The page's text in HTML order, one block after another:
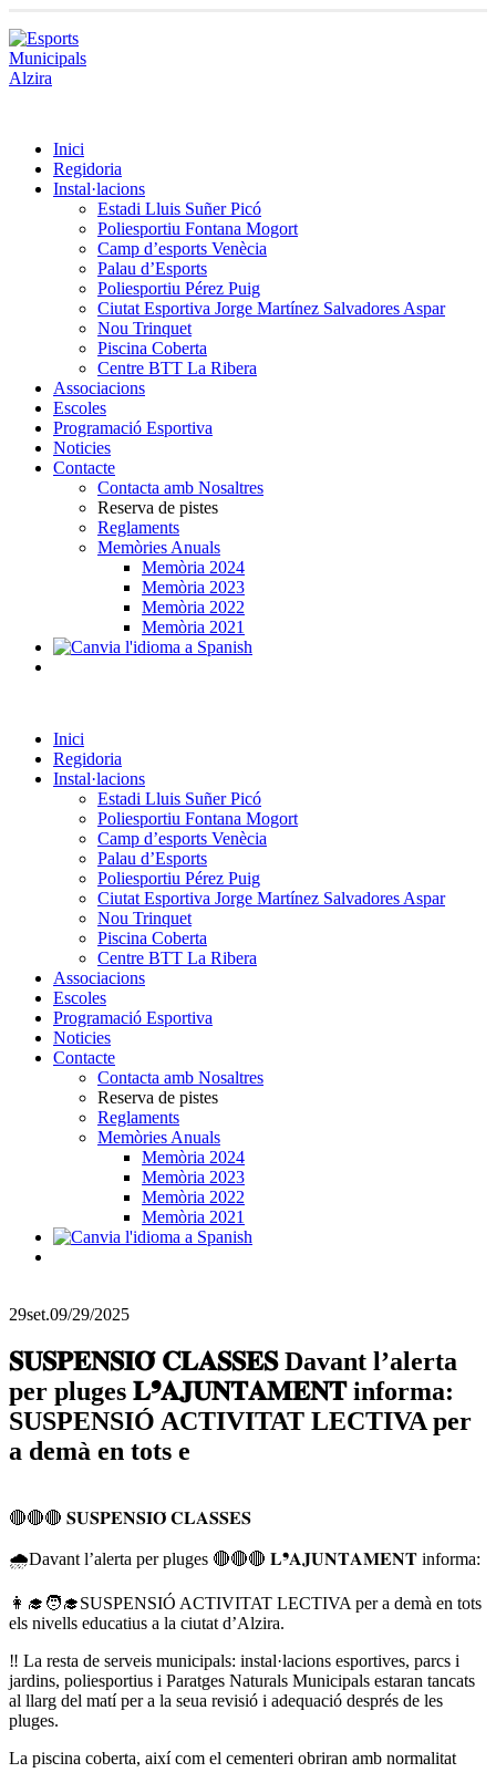
Inici
Regidoria
Instal·lacions
Estadi Lluis Suñer Picó
Poliesportiu Fontana Mogort
Camp d’esports Venècia
Palau d’Esports
Poliesportiu Pérez Puig
Ciutat Esportiva Jorge Martínez Salvadores Aspar
Nou Trinquet
Piscina Coberta
Centre BTT La Ribera
Associacions
Escoles
Programació Esportiva
Noticies
Contacte
Contacta amb Nosaltres
Reserva de pistes
Reglaments
Memòries Anuals
Memòria 2024
Memòria 2023
Memòria 2022
Memòria 2021
Inici
Regidoria
Instal·lacions
Estadi Lluis Suñer Picó
Poliesportiu Fontana Mogort
Camp d’esports Venècia
Palau d’Esports
Poliesportiu Pérez Puig
Ciutat Esportiva Jorge Martínez Salvadores Aspar
Nou Trinquet
Piscina Coberta
Centre BTT La Ribera
Associacions
Escoles
Programació Esportiva
Noticies
Contacte
Contacta amb Nosaltres
Reserva de pistes
Reglaments
Memòries Anuals
Memòria 2024
Memòria 2023
Memòria 2022
Memòria 2021
29set.09/29/2025
𝐒𝐔𝐒𝐏𝐄𝐍𝐒𝐈𝐎́ 𝐂𝐋𝐀𝐒𝐒𝐄𝐒 Davant l’alerta
per pluges 𝐋❜𝐀𝐉𝐔𝐍𝐓𝐀𝐌𝐄𝐍𝐓 informa:
SUSPENSIÓ ACTIVITAT LECTIVA per
a demà en tots e
🔴🔴🔴 𝐒𝐔𝐒𝐏𝐄𝐍𝐒𝐈𝐎́ 𝐂𝐋𝐀𝐒𝐒𝐄𝐒
🌧Davant l’alerta per pluges 🔴🔴🔴 𝐋❜𝐀𝐉𝐔𝐍𝐓𝐀𝐌𝐄𝐍𝐓 informa:
👩‍🎓🧑‍🎓SUSPENSIÓ ACTIVITAT LECTIVA per a demà en tots
els nivells educatius a la ciutat d’Alzira.
‼ La resta de serveis municipals: instal·lacions esportives, parcs i
jardins, poliesportius i Paratges Naturals Municipals estaran tancats
al llarg del matí per a la seua revisió i adequació després de les
pluges.
La piscina coberta, així com el cementeri obriran amb normalitat